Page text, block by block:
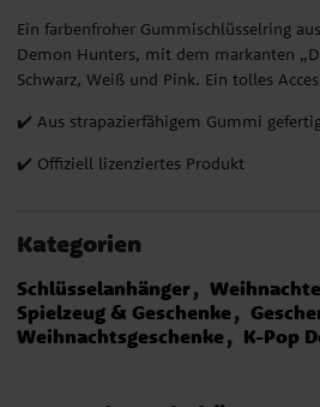
Ein farbenfroher Gummischlüsselring
Demon Hunters, mit dem markanten
Schwarz, Weiß und Pink. Ein tolles
✔️ Aus strapazierfähigem Gummi
✔️ Offiziell lizenziertes Produkt
Kategorien
Schlüsselanhänger
Spielzeug & Geschenke
Weihnachtsgeschenke
K-Pop